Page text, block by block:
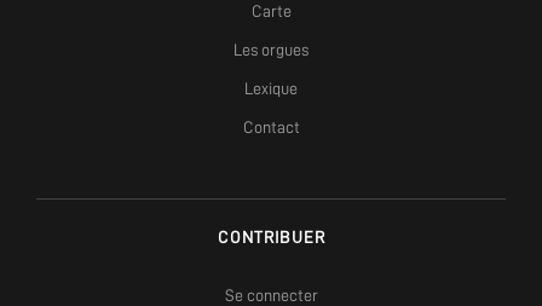
Carte
Les orgues
Lexique
Contact
CONTRIBUER
Se connecter